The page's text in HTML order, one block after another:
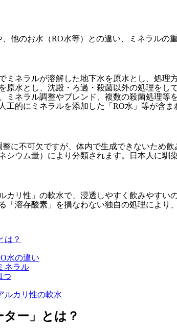
他のお水（RO水等）との違い、ミネラルの
ミネラルが溶解した地下水を原水とし、処理
原水とし、沈殿・ろ過・殺菌以外の処理をし
ミネラル調整やブレンド、複数の殺菌処理等
工的にミネラルを添加した「RO水」等が含ま
整に不可欠ですが、体内で生成できないため
シウム量）により分類されます。日本人に馴
カリ性」の軟水で、浸透しやすく飲みやすい
「溶存酸素」を損なわない独自の処理により
は？
水の違い
ネラル
つ
ルカリ性の軟水
ー」とは？